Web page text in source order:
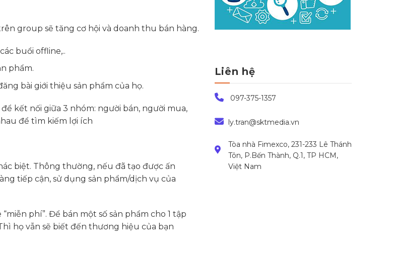
group sẽ tăng cơ hội và doanh thu bán hàng.
buổi offline,..
phẩm.
bài giới thiệu sản phẩm của họ.
kết nối giữa 3 nhóm: người bán, người mua,
để tìm kiếm lợi ích
biệt. Thông thường, nếu đã tạo được ấn
tiếp cận, sử dụng sản phẩm/dịch vụ của
phí”. Để bán một số sản phẩm cho 1 tập
họ vẫn sẽ biết đến thương hiệu của bạn
Liên hệ
097-375-1357
ly.tran@sktmedia.vn
Tòa nhà Fimexco, 231-233 Lê Thánh
Tôn, P.Bến Thành, Q.1, TP HCM,
Việt Nam